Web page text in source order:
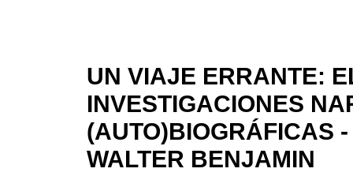
UN VIAJE ERRANTE:
INVESTIGACIONES
(AUTO)BIOGRÁFICAS
WALTER BENJAMIN